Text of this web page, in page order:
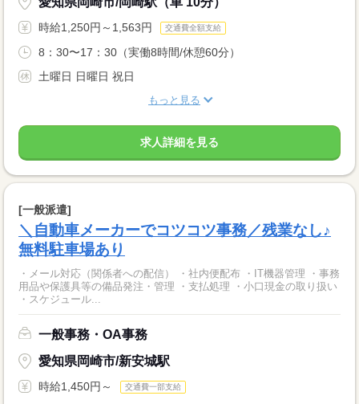
時給1,250円～1,563円 交通費全額支給
8：30〜17：30（実働8時間/休憩60分）
土曜日 日曜日 祝日
もっと見る
求人詳細を見る
[一般派遣]
＼自動車メーカーでコツコツ事務／残業なし♪
無料駐車場あり
・メール対応（関係者への配信） ・社内便配布 ・IT機器管理 ・事務
用品や保護具等の備品発注・管理 ・支払処理 ・小口現金の取り扱い
・スケジュール...
一般事務・OA事務
愛知県岡崎市/新安城駅
時給1,450円～ 交通費一部支給